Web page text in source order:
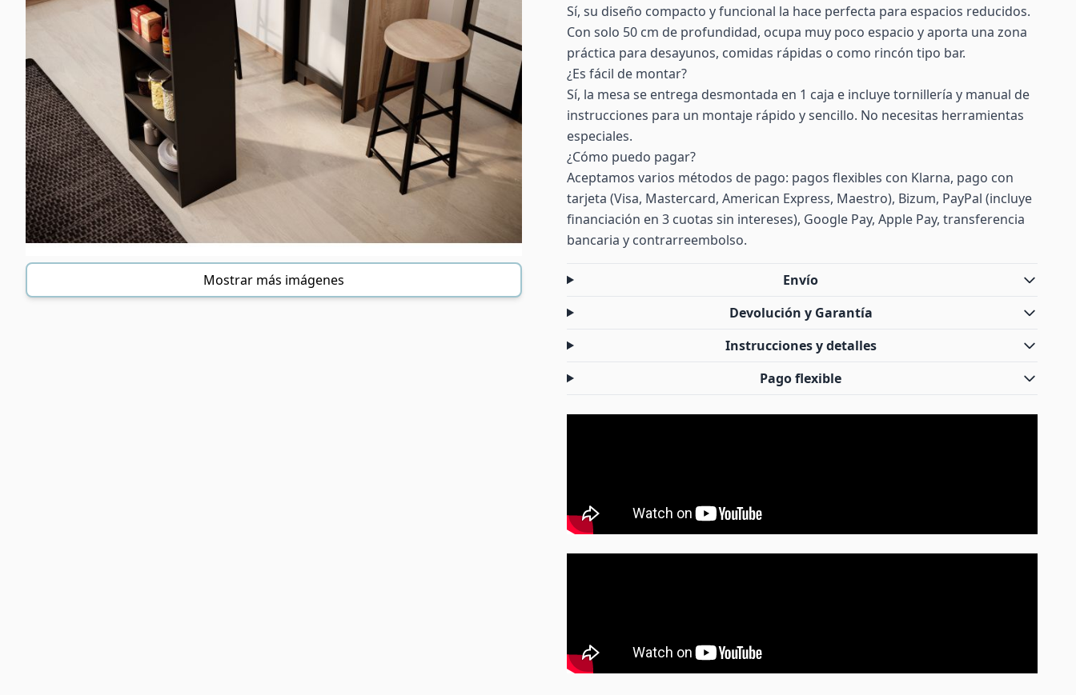
Mostrar más imágenes
Sí, su diseño compacto y funcional la hace perfecta para espacios reducidos.
Con solo 50 cm de profundidad, ocupa muy poco espacio y aporta una zona
práctica para desayunos, comidas rápidas o como rincón tipo bar.
¿Es fácil de montar?
Sí, la mesa se entrega desmontada en 1 caja e incluye tornillería y manual de
instrucciones para un montaje rápido y sencillo. No necesitas herramientas
especiales.
¿Cómo puedo pagar?
Aceptamos varios métodos de pago: pagos flexibles con Klarna, pago con
tarjeta (Visa, Mastercard, American Express, Maestro), Bizum, PayPal (incluye
financiación en 3 cuotas sin intereses), Google Pay, Apple Pay, transferencia
bancaria y contrarreembolso.
Envío
Devolución y Garantía
Instrucciones y detalles
Pago flexible